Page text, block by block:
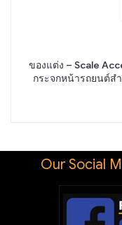
ของแต่ง – Scale
กระจกหน้ารถยนต์ส
Our Social